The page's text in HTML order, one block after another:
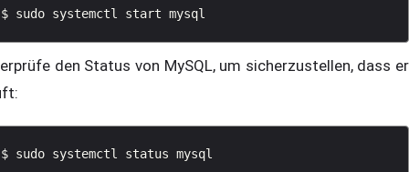
den Status von MySQL, um sicherzustellen, dass er
$ sudo systemctl status mysql